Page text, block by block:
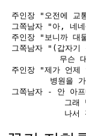
주인장 "오전에 교
그쪽남자 "아, 네
주인장 "보니까 대
그쪽남자 "(갑자기
무슨 대
주인장 "제가 언제
병원을 가
그쪽남자 - 안 아
그래